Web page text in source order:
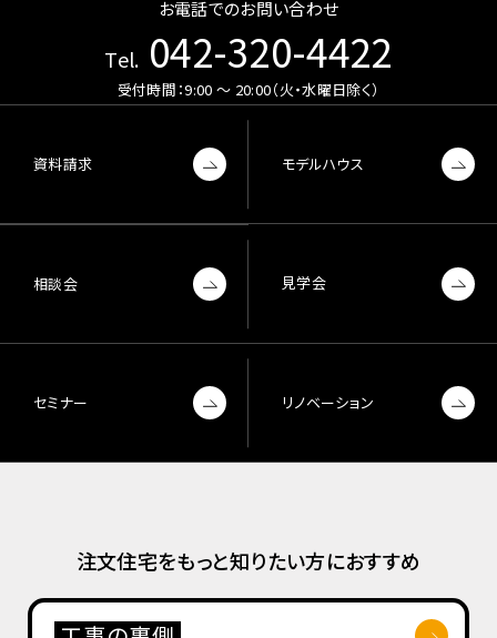
お電話でのお問い合わせ
Tel. 042-320-4422
受付時間：9:00 〜 20:00（火・水曜日除く）
資料請求 モデルハウス
相談会 見学会
セミナー リノベーション
注文住宅をもっと知りたい方におすすめ